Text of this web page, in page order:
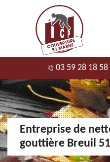
03 59 28 18 58
Entreprise de
gouttière Breuil